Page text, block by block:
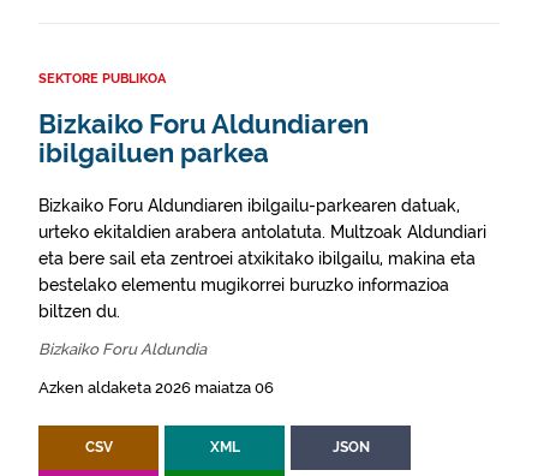
SEKTORE PUBLIKOA
Bizkaiko Foru Aldundiaren
ibilgailuen parkea
Bizkaiko Foru Aldundiaren ibilgailu-parkearen datuak,
urteko ekitaldien arabera antolatuta. Multzoak Aldundiari
eta bere sail eta zentroei atxikitako ibilgailu, makina eta
bestelako elementu mugikorrei buruzko informazioa
biltzen du.
Bizkaiko Foru Aldundia
Azken aldaketa 2026 maiatza 06
CSV XML JSON